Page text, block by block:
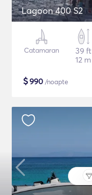
Lagoon 400 S2
Catamaran
39 ft
12 m
$990 /noapte